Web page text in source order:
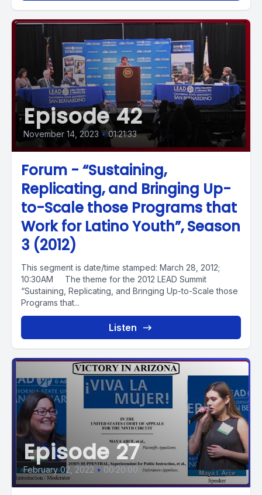
Episode 42
November 14, 2023 • 01:21:33
Forum - “Sustaining,
Replicating, and Bringing Up-
to-Scale those Programs that
Work for Latino Youth”, Season
3 (2012)
This segment is date/time stamped: March 28, 2012;
10:30AM The theme for the 2012 LEAD Summit
“Sustaining, Replicating, and Bringing Up-to-Scale those
Programs that...
Listen
Episode 27
February 02, 2022 • 00:20:00